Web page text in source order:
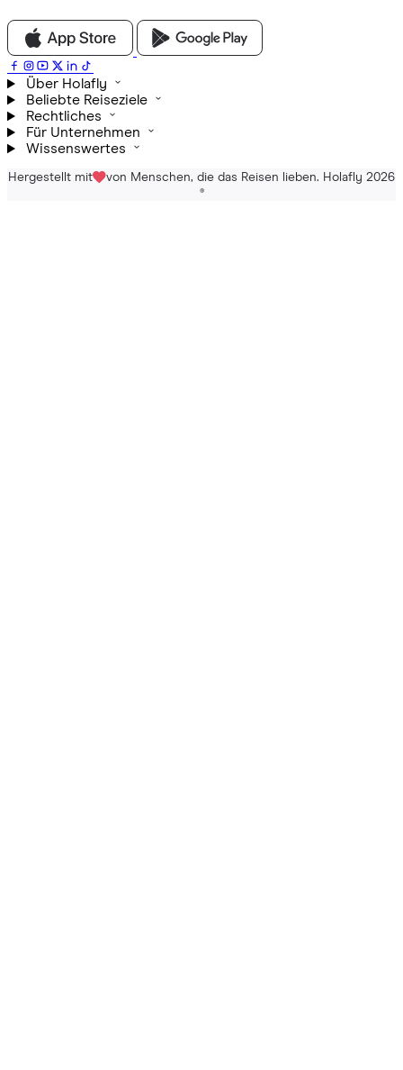
Über Holafly
Beliebte Reiseziele
Rechtliches
Für Unternehmen
Wissenswertes
Hergestellt mit von Menschen, die das Reisen lieben. Holafly 2026
®